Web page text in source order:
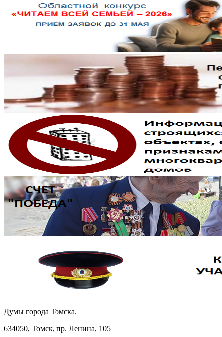
Думы города Томска.
634050, Томск, пр. Ленина, 105